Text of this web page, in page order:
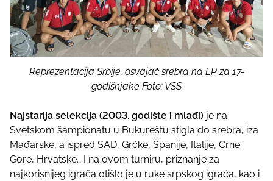
Reprezentacija Srbije, osvajač srebra na EP za 17-
godišnjake Foto: VSS
Najstarija selekcija (2003. godište i mlađi) je na
Svetskom šampionatu u Bukureštu stigla do srebra, iza
Mađarske, a ispred SAD, Grčke, Španije, Italije, Crne
Gore, Hrvatske… I na ovom turniru, priznanje za
najkorisnijeg igrača otišlo je u ruke srpskog igrača, kao i